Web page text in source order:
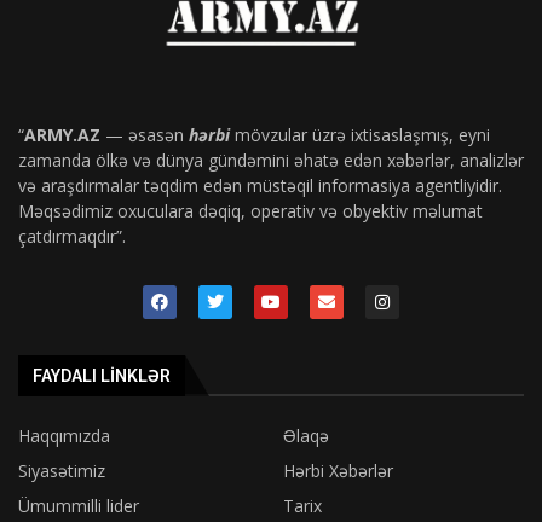
“ARMY.AZ — əsasən hərbimövzular üzrə ixtisaslaşmış, eyni
zamanda ölkə və dünya gündəmini əhatə edən xəbərlər, analizlər
və araşdırmalar təqdim edən müstəqil informasiya agentliyidir.
Məqsədimiz oxuculara dəqiq, operativ və obyektiv məlumat
çatdırmaqdır”.
FAYDALI LINKLƏR
Haqqımızda
Əlaqə
Siyasətimiz
Hərbi Xəbərlər
Ümummilli lider
Tarix